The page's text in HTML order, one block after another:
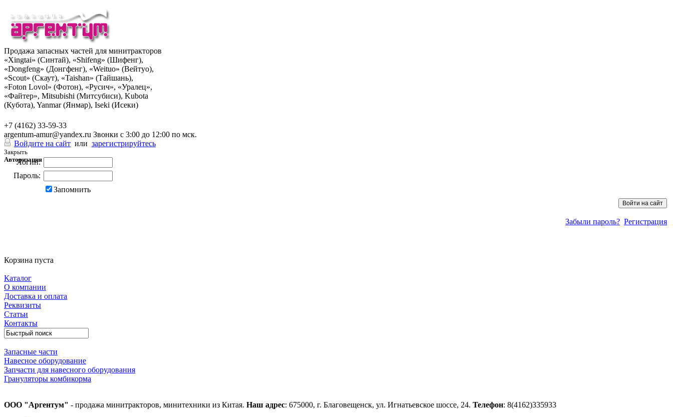
Продажа запасных частей для минитракторов
«Xingtai» (Синтай), «Shifeng» (Шифенг),
«Dongfeng» (Донгфенг), «Weituo» (Вейтуо),
«Scout» (Скаут), «Taishan» (Тайшань),
«Foton Lovol» (Фотон), «Русич», «Уралец»,
«Файтер», Mitsubishi (Митсубиси), Kubota
(Кубота), Yanmar (Янмар), Iseki (Исеки)
+7 (4162) 33-59-33
argentum-amur@yandex.ru Звонки с 3:00 до 12:00 по мск.
Войдите на сайт или зарегистрируйтесь
Закрыть
Авторизация
Логин:
Пароль:
Запомнить
Забыли пароль? Регистрация
Корзина пуста
Каталог
О компании
Доставка и оплата
Реквизиты
Статьи
Контакты
Запасные части
Навесное оборудование
Запчасти для навесного оборудования
Грануляторы комбикорма
ООО "Аргентум" - продажа минитракторов, минитехники из Китая. Наш адрес: 675000, г. Благовещенск, ул. Игнатьевское шоссе, 24. Телефон: 8(4162)335933